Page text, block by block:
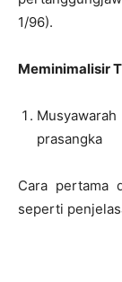
1/96).
Meminimalisir
prasangka
Cara pertama
seperti